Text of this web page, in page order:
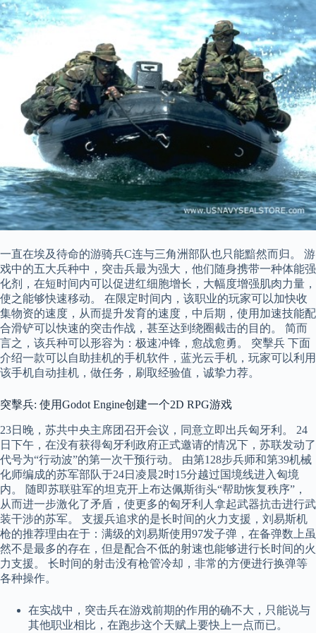
一直在埃及待命的游骑兵C连与三角洲部队也只能黯然而归。 游
戏中的五大兵种中，突击兵最为强大，他们随身携带一种体能强
化剂，在短时间内可以促进红细胞增长，大幅度增强肌肉力量，
使之能够快速移动。 在限定时间内，该职业的玩家可以加快收
集物资的速度，从而提升发育的速度，中后期，使用加速技能配
合滑铲可以快速的突击作战，甚至达到绕圈截击的目的。 简而
言之，该兵种可以形容为：极速冲锋，愈战愈勇。 突擊兵 下面
介绍一款可以自助挂机的手机软件，蓝光云手机，玩家可以利用
该手机自动挂机，做任务，刷取经验值，诚挚力荐。
突擊兵: 使用Godot Engine创建一个2D RPG游戏
23日晚，苏共中央主席团召开会议，同意立即出兵匈牙利。 24
日下午，在没有获得匈牙利政府正式邀请的情况下，苏联发动了
代号为“行动波”的第一次干预行动。 由第128步兵师和第39机械
化师编成的苏军部队于24日凌晨2时15分越过国境线进入匈境
内。 随即苏联驻军的坦克开上布达佩斯街头“帮助恢复秩序”，
从而进一步激化了矛盾，使更多的匈牙利人拿起武器抗击进行武
装干涉的苏军。 支援兵追求的是长时间的火力支援，刘易斯机
枪的推荐理由在于：满级的刘易斯使用97发子弹，在备弹数上虽
然不是最多的存在，但是配合不低的射速也能够进行长时间的火
力支援。 长时间的射击没有枪管冷却，非常的方便进行换弹等
各种操作。
在实战中，突击兵在游戏前期的作用的确不大，只能说与
其他职业相比，在跑步这个天赋上要快上一点而已。